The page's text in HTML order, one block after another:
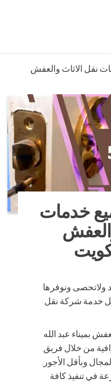
نقل الاثاث والعفش
خدمات
ولاتحصى ونوفرها
خدمة شركة نقل
بميناء عبد الله
من خلال فريق
وبأقل الأجور.
في تنفيذ كافة